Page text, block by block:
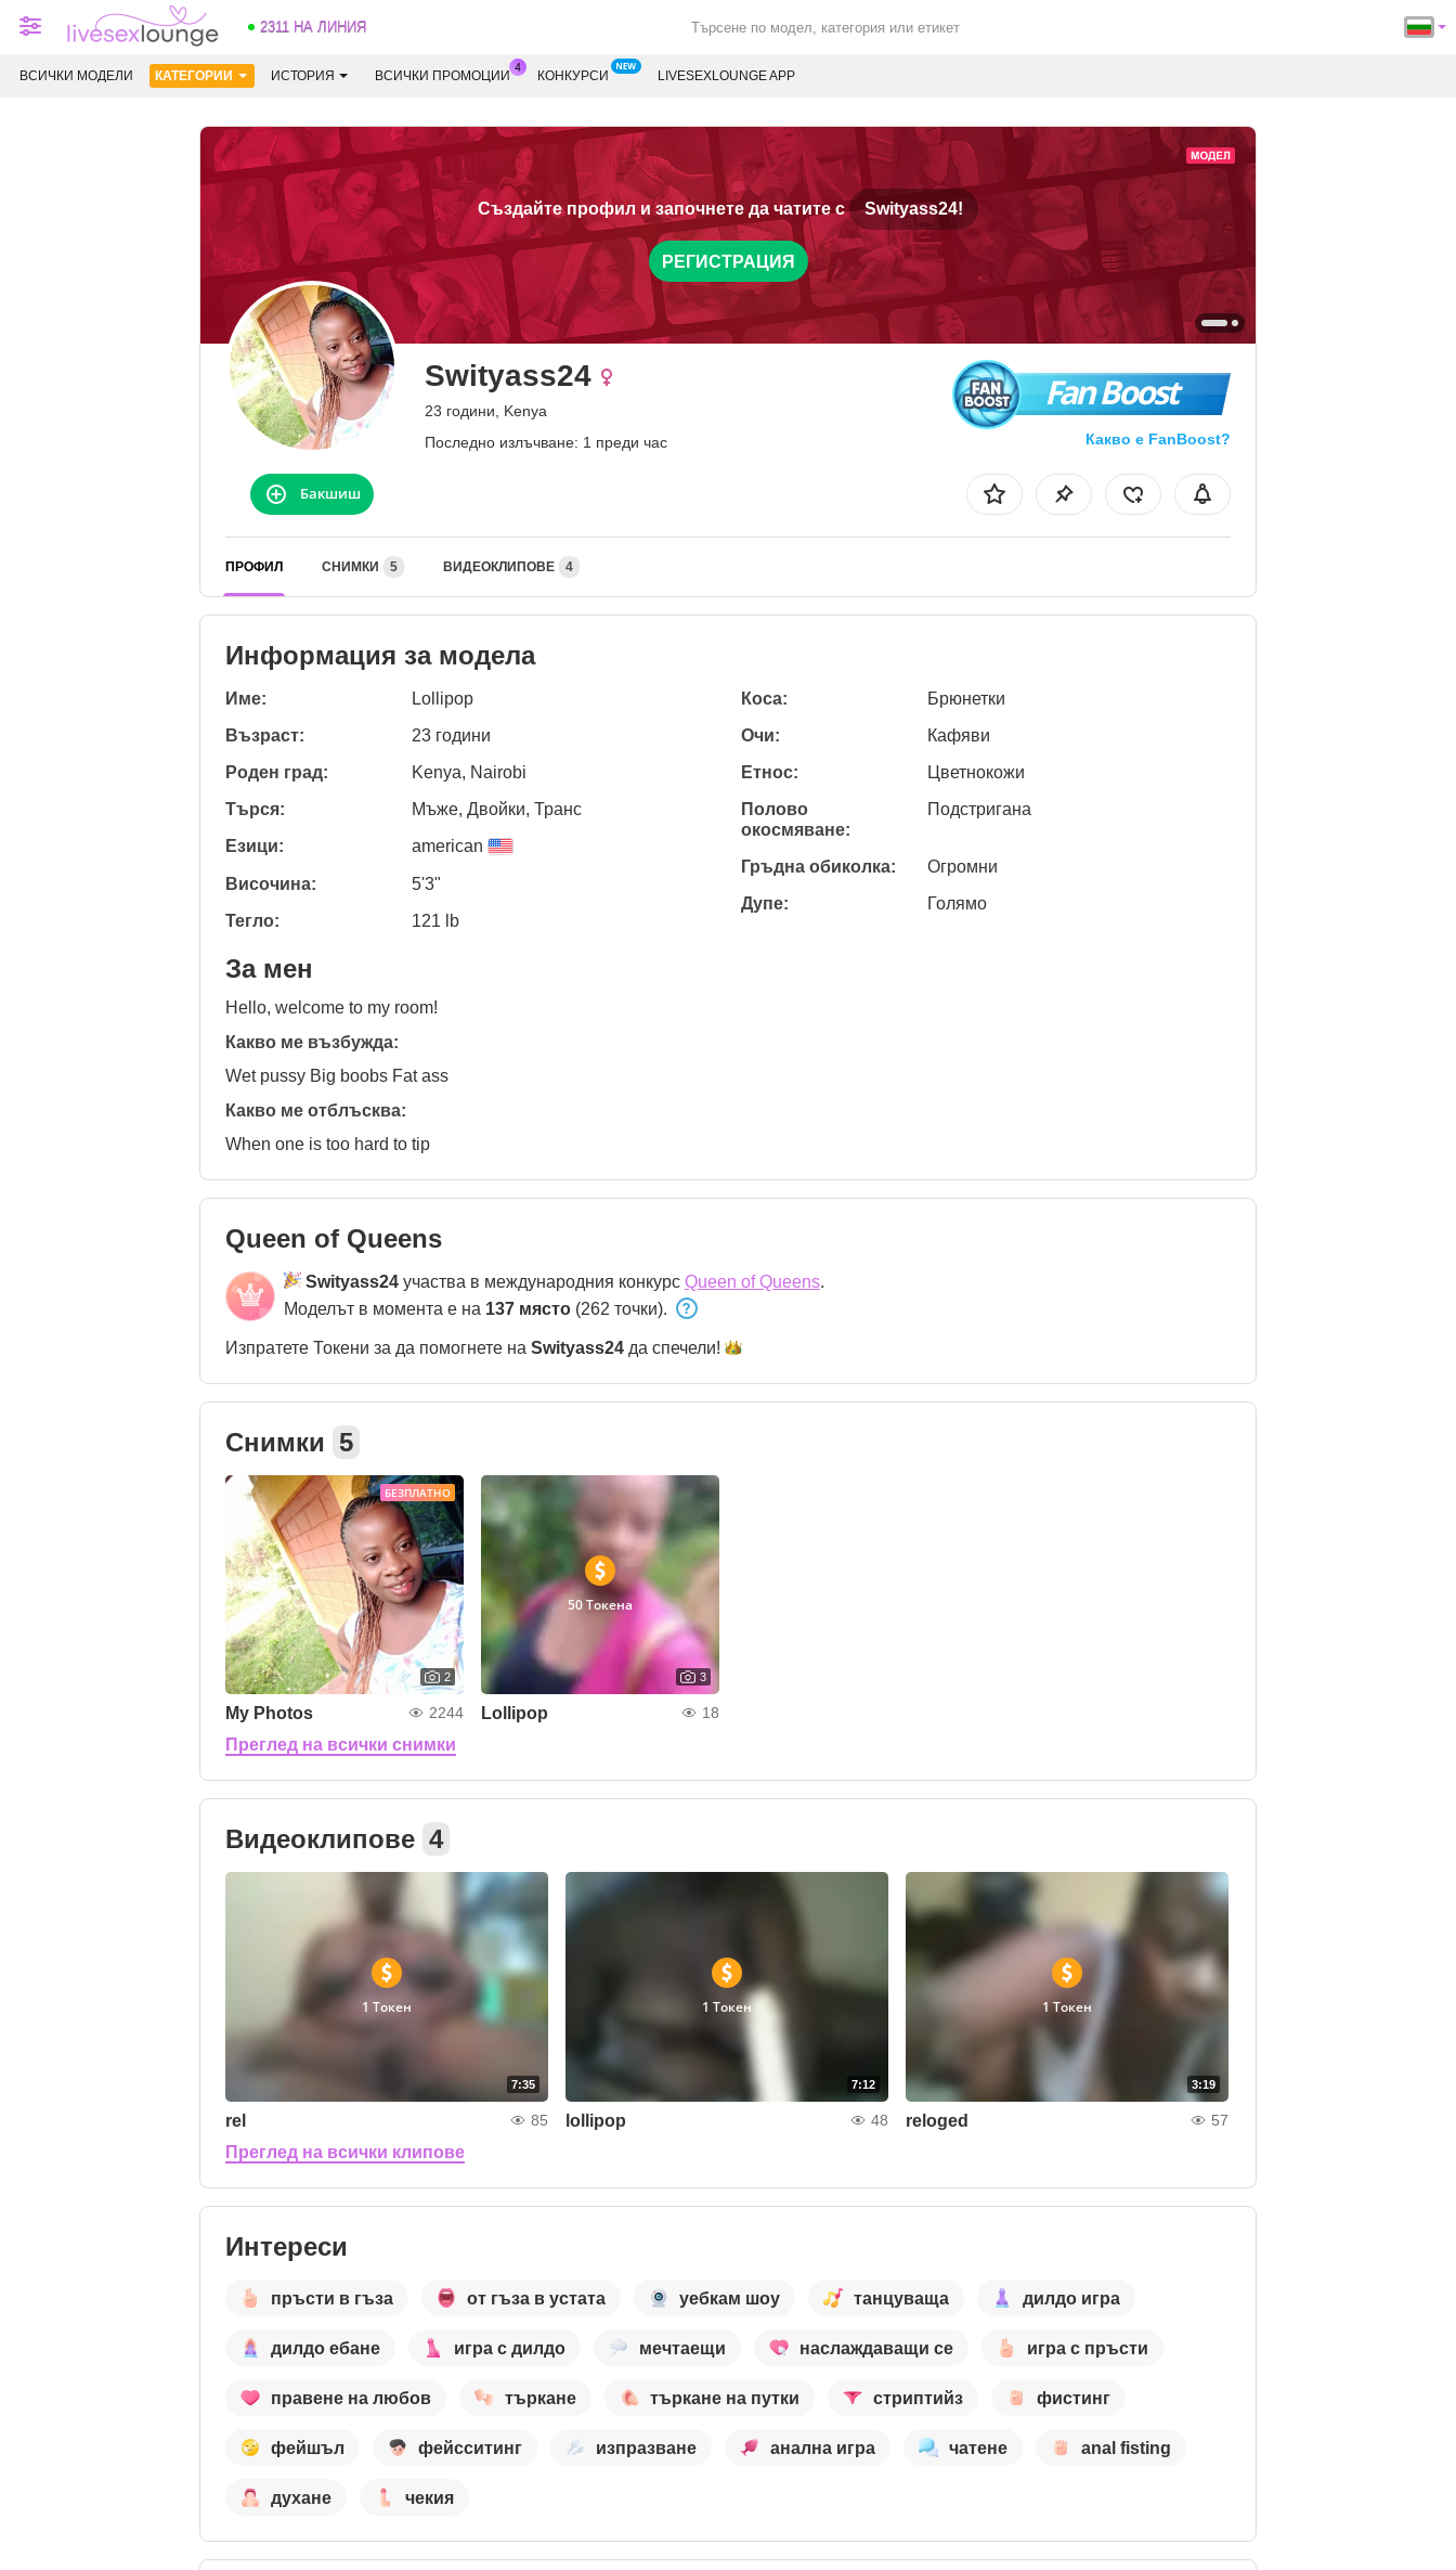
2311 НА ЛИНИЯ
ВСИЧКИ МОДЕЛИ КАТЕГОРИИ ИСТОРИЯ ВСИЧКИ ПРОМОЦИИ КОНКУРСИ LIVESEXLOUNGE APP
Създайте профил и започнете да чатите с Swityass24!
РЕГИСТРАЦИЯ
Swityass24
23 години, Kenya
Последно излъчване: 1 преди час
Fan Boost
Какво е FanBoost?
Бакшиш
ПРОФИЛ СНИМКИ 5 ВИДЕОКЛИПОВЕ 4
Информация за модела
Име:
Lollipop
Възраст:
23 години
Роден град:
Kenya, Nairobi
Търся:
Мъже, Двойки, Транс
Езици:
american
Височина:
5'3"
Тегло:
121 lb
Коса:
Брюнетки
Очи:
Кафяви
Етнос:
Цветнокожи
Полово
окосмяване:
Подстригана
Гръдна обиколка:
Огромни
Дупе:
Голямо
За мен
Hello, welcome to my room!
Какво ме възбужда:
Wet pussy Big boobs Fat ass
Какво ме отблъсква:
When one is too hard to tip
Queen of Queens
Swityass24 участва в международния конкурс Queen of Queens.
Моделът в момента е на 137 място (262 точки).
Изпратете Токени за да помогнете на Swityass24 да спечели!
Снимки 5
БЕЗПЛАТНО
2
My Photos 2244
50 Токена
3
Lollipop 18
Преглед на всички снимки
Видеоклипове 4
7:35
1 Токен
rel 85
7:12
1 Токен
lollipop 48
3:19
1 Токен
reloged 57
Преглед на всички клипове
Интереси
пръсти в гъза от гъза в устата уебкам шоу танцуваща дилдо игра
дилдо ебане игра с дилдо мечтаещи наслаждаващи се игра с пръсти
правене на любов търкане търкане на путки стриптийз фистинг
фейшъл фейсситинг изпразване анална игра чатене anal fisting
духане чекия